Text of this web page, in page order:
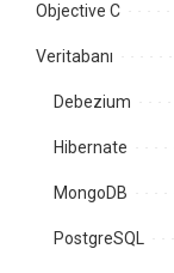
Objective C
Veritabanı
Debezium
Hibernate
MongoDB
PostgreSQL